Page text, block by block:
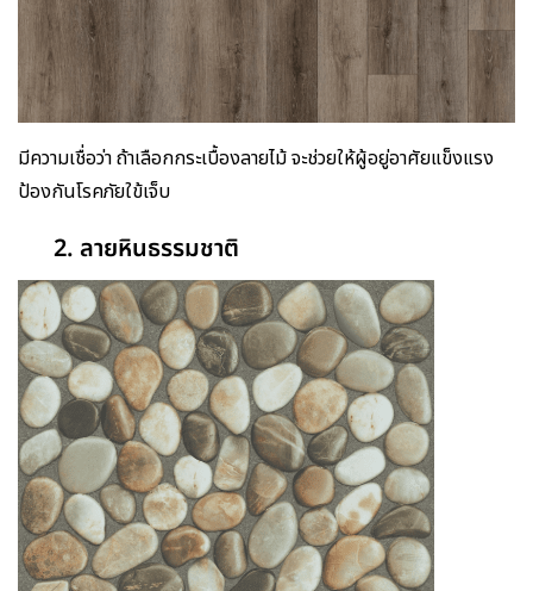
มีความเชื่อว่า ถ้าเลือกกระเบื้องลายไม้ จะช่วยให้ผู้อยู่อาศัยแข็งแรง
ป้องกันโรคภัยใข้เจ็บ
2. ลายหินธรรมชาติ